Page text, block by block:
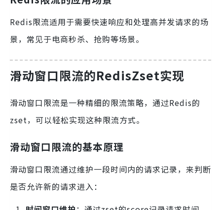
Redis限流适用于需要快速响应和处理高并发请求的场
景，常见于电商秒杀、抢购等场景。
滑动窗口限流的RedisZset实现
滑动窗口限流是一种精细的限流策略，通过Redis的
zset，可以轻松实现这种限流方式。
滑动窗口限流的基本原理
滑动窗口限流通过维护一段时间内的请求记录，来判断
是否允许新的请求进入：